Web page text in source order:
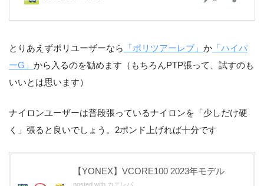
とりあえずポリユーザーなら 「ポリツアーレブ」 か 「ハイパ
ーG」 から入るのを勧めます（もちろんPTP張って、試すのも
いいとは思います）
ナイロンユーザーは普段張っているナイロンを「少しだけ硬
く」張ると良いでしょう。2ポンド上げれば十分です
【YONEX】VCORE100 2023年モデル
posted with カエレバ